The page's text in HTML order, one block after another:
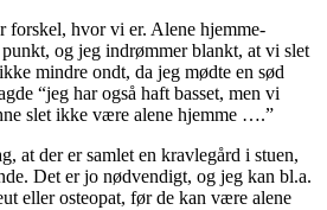
forskel, hvor vi er. Alene hjemme-
og jeg indrømmer blankt, at vi slet
mindre ondt, da jeg mødte en sød
“jeg har også haft basset, men vi
slet ikke være alene hjemme ….”
at der er samlet en kravlegård i stuen,
Det er jo nødvendigt, og jeg kan bl.a.
eller osteopat, før de kan være alene